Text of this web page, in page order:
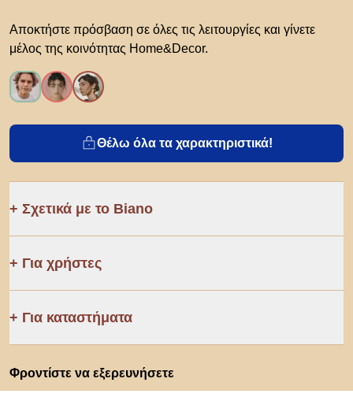
Αποκτήστε πρόσβαση σε όλες τις λειτουργίες και γίνετε
μέλος της κοινότητας Home&Decor.
Θέλω όλα τα χαρακτηριστικά!
Σχετικά με το Biano
Για χρήστες
Για καταστήματα
Φροντίστε να εξερευνήσετε